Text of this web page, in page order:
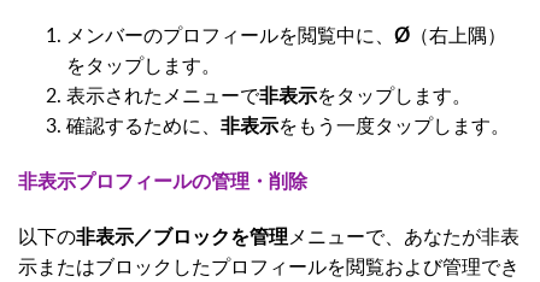
メンバーのプロフィールを閲覧中に、 Ø （右上隅）
をタップします。
表示されたメニューで非表示をタップします。
確認するために、 非表示をもう一度タップします。
非表示プロフィールの管理・削除
以下の非表示／ブロックを管理メニューで、あなたが非表
示またはブロックしたプロフィールを閲覧および管理でき